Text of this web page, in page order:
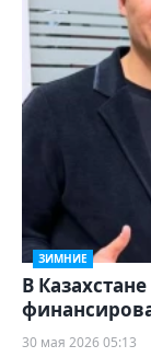
ЗИМНИЕ
В
30 мая 2026 05:13